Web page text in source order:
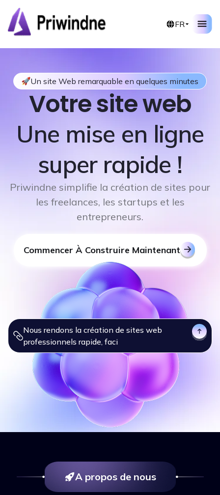
FR
Un site Web remarquable en quelques minutes
Votre site web
Une mise en ligne
super rapide !
Priwindne simplifie la création de sites pour
les freelances, les startups et les
entrepreneurs.
Commencer À Construire Maintenant
Nous rendons la création de sites web
professio
A propos de nous